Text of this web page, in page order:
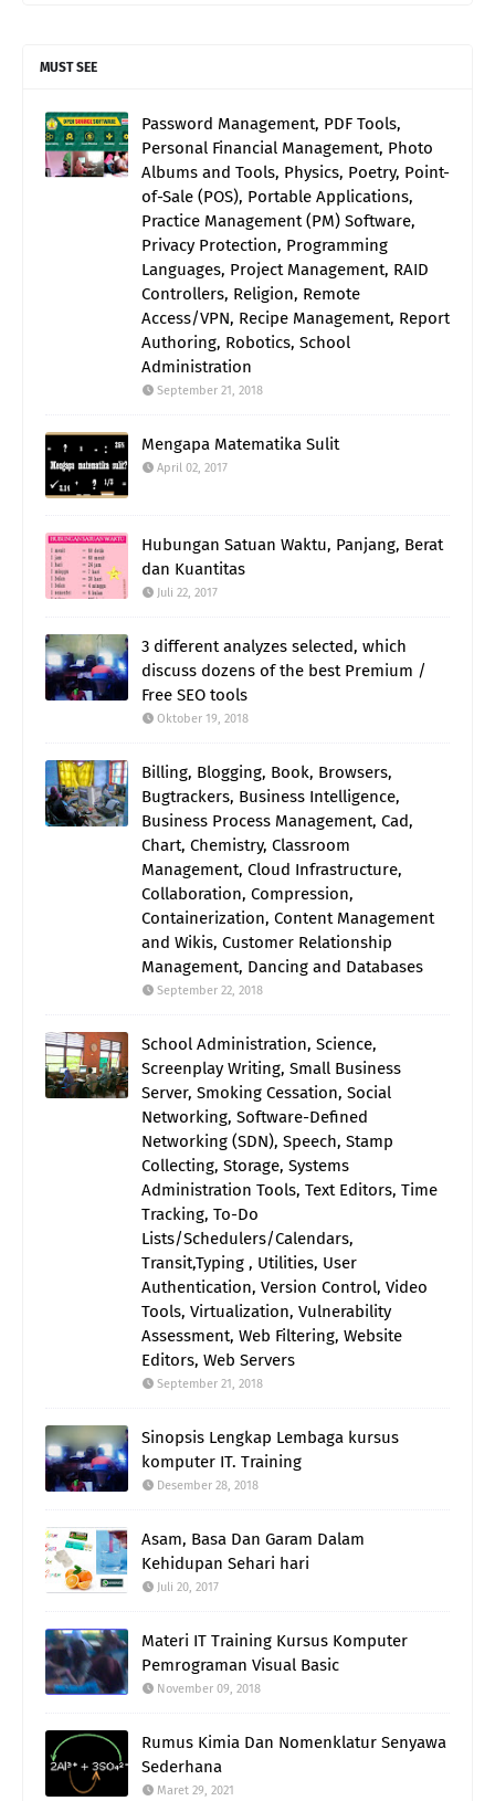
MUST SEE
Password Management, PDF Tools,
Personal Financial Management, Photo
Albums and Tools, Physics, Poetry, Point-
of-Sale (POS), Portable Applications,
Practice Management (PM) Software,
Privacy Protection, Programming
Languages, Project Management, RAID
Controllers, Religion, Remote
Access/VPN, Recipe Management, Report
Authoring, Robotics, School
Administration
September 21, 2018
Mengapa Matematika Sulit
April 02, 2017
Hubungan Satuan Waktu, Panjang, Berat
dan Kuantitas
Juli 22, 2017
3 different analyzes selected, which
discuss dozens of the best Premium /
Free SEO tools
Oktober 19, 2018
Billing, Blogging, Book, Browsers,
Bugtrackers, Business Intelligence,
Business Process Management, Cad,
Chart, Chemistry, Classroom
Management, Cloud Infrastructure,
Collaboration, Compression,
Containerization, Content Management
and Wikis, Customer Relationship
Management, Dancing and Databases
September 22, 2018
School Administration, Science,
Screenplay Writing, Small Business
Server, Smoking Cessation, Social
Networking, Software-Defined
Networking (SDN), Speech, Stamp
Collecting, Storage, Systems
Administration Tools, Text Editors, Time
Tracking, To-Do
Lists/Schedulers/Calendars,
Transit,Typing , Utilities, User
Authentication, Version Control, Video
Tools, Virtualization, Vulnerability
Assessment, Web Filtering, Website
Editors, Web Servers
September 21, 2018
Sinopsis Lengkap Lembaga kursus
komputer IT. Training
Desember 28, 2018
Asam, Basa Dan Garam Dalam
Kehidupan Sehari hari
Juli 20, 2017
Materi IT Training Kursus Komputer
Pemrograman Visual Basic
November 09, 2018
Rumus Kimia Dan Nomenklatur Senyawa
Sederhana
Maret 29, 2021